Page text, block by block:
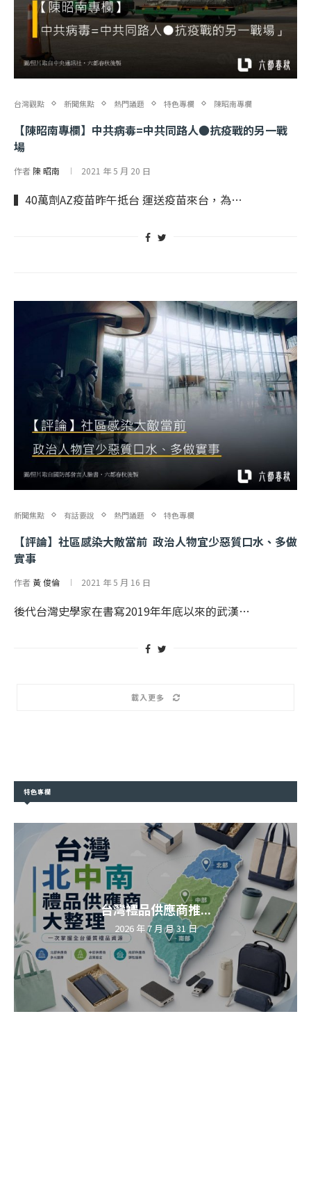
台灣觀點 新聞焦點 熱門議題 特色專欄 陳昭南專欄
【陳昭南專欄】中共病毒=中共同路人●抗疫戰的另一戰
場
作者 陳 昭南 2021 年 5 月 20 日
▍40萬劑AZ疫苗昨午抵台 運送疫苗來台，為…
新聞焦點 有話要說 熱門議題 特色專欄
【評論】社區感染大敵當前 政治人物宜少惡質口水、多做
實事
作者 黃 俊倫 2021 年 5 月 16 日
後代台灣史學家在書寫2019年年底以來的武漢…
載入更多
特色專欄
台灣禮品供應商推...
2026 年 7 月 月 31 日